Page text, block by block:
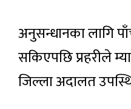
अनुसन्धानका लागि
सकिएपछि प्रहरीले
जिल्ला अदालत